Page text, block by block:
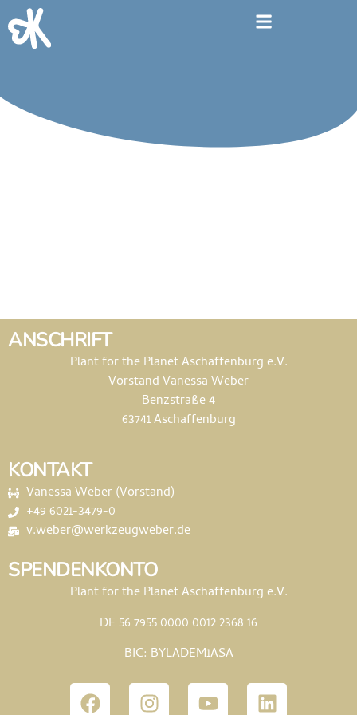
ANSCHRIFT
Plant for the Planet Aschaffenburg e.V.
Vorstand Vanessa Weber
Benzstraße 4
63741 Aschaffenburg
KONTAKT
Vanessa Weber (Vorstand)
+49 6021-3479-0
v.weber@werkzeugweber.de
SPENDENKONTO
Plant for the Planet Aschaffenburg e.V.
DE 56 7955 0000 0012 2368 16
BIC: BYLADEM1ASA